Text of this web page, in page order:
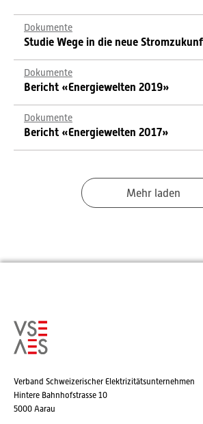
Dokumente
Studie Wege in die neue
Dokumente
Bericht «Energiewelten 2019»
Dokumente
Bericht «Energiewelten 2017»
Mehr laden
Verband Schweizerischer Elektrizitätsunternehmen
Hintere Bahnhofstrasse 10
5000 Aarau